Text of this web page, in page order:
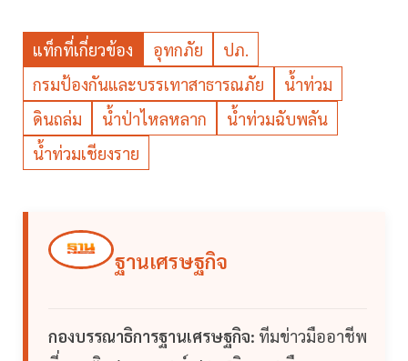
แท็กที่เกี่ยวข้อง อุทกภัย
ปภ.
กรมป้องกันและบรรเทาสาธารณภัย
น้ำท่วม
ดินถล่ม
น้ำป่าไหลหลาก
น้ำท่วมฉับพลัน
น้ำท่วมเชียงราย
ฐานเศรษฐกิจ
กองบรรณาธิการฐานเศรษฐกิจ: ทีมข่าวมืออาชีพ